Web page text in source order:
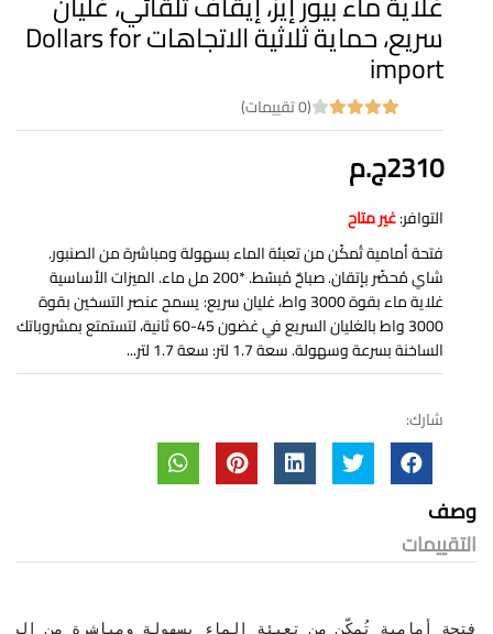
سريع، حماية ثلاثية الاتجاهات Dollars for
import
(0 تقييمات)
2310ج.م
التوافر:غير متاح
فتحة أمامية تُمكّن من تعبئة الماء بسهولة ومباشرة من الصنبور.
شاي مُحضّر بإتقان. صباحٌ مُبسّط. *200 مل ماء. الميزات الأساسية
غلاية ماء بقوة 3000 واط، غليان سريع: يسمح عنصر التسخين بقوة
3000 واط بالغليان السريع في غضون 45-60 ثانية، لتستمتع بمشروباتك
الساخنة بسرعة وسهولة. سعة 1.7 لتر: سعة 1.7 لتر...
شارك:
وصف
التقييمات